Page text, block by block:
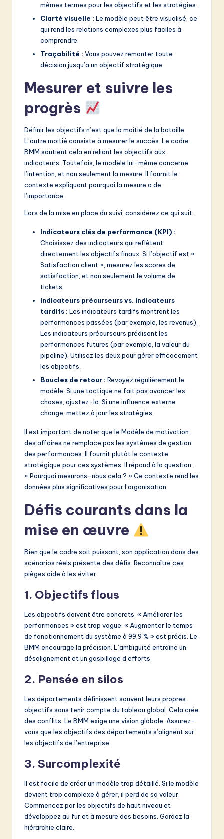
mêmes termes pour les objectifs et les stratégies.
Clarté visuelle : Le modèle peut être visualisé, ce
qui rend les relations complexes plus faciles à
comprendre.
Traçabilité : Vous pouvez remonter toute
décision jusqu’à un objectif stratégique.
Mesurer et suivre les
progrès
Définir les objectifs n’est que la moitié de la bataille.
L’autre moitié consiste à mesurer le succès. Le cadre
BMM soutient cela en reliant les objectifs aux
indicateurs. Toutefois, le modèle lui-même concerne
l’intention, et non seulement la mesure. Il fournit le
contexte expliquant pourquoi la mesure a de
l’importance.
Lors de la mise en place du suivi, considérez ce qui suit :
Indicateurs clés de performance (KPI) :
Choisissez des indicateurs qui reflètent
directement les objectifs finaux. Si l’objectif est «
Satisfaction client », mesurez les scores de
satisfaction, et non seulement le volume de
tickets.
Indicateurs précurseurs vs. indicateurs
tardifs : Les indicateurs tardifs montrent les
performances passées (par exemple, les revenus).
Les indicateurs précurseurs prédisent les
performances futures (par exemple, la valeur du
pipeline). Utilisez les deux pour gérer efficacement
les objectifs.
Boucles de retour : Revoyez régulièrement le
modèle. Si une tactique ne fait pas avancer les
choses, ajustez-la. Si une influence externe
change, mettez à jour les stratégies.
Il est important de noter que le Modèle de motivation
des affaires ne remplace pas les systèmes de gestion
des performances. Il fournit plutôt le contexte
stratégique pour ces systèmes. Il répond à la question :
« Pourquoi mesurons-nous cela ? » Ce contexte rend les
données plus significatives pour l’organisation.
Défis courants dans la
mise en œuvre
Bien que le cadre soit puissant, son application dans des
scénarios réels présente des défis. Reconnaître ces
pièges aide à les éviter.
1. Objectifs flous
Les objectifs doivent être concrets. « Améliorer les
performances » est trop vague. « Augmenter le temps
de fonctionnement du système à 99,9 % » est précis. Le
BMM encourage la précision. L’ambiguïté entraîne un
désalignement et un gaspillage d’efforts.
2. Pensée en silos
Les départements définissent souvent leurs propres
objectifs sans tenir compte du tableau global. Cela crée
des conflits. Le BMM exige une vision globale. Assurez-
vous que les objectifs des départements s’alignent sur
les objectifs de l’entreprise.
3. Surcomplexité
Il est facile de créer un modèle trop détaillé. Si le modèle
devient trop complexe à gérer, il perd de sa valeur.
Commencez par les objectifs de haut niveau et
développez au fur et à mesure des besoins. Gardez la
hiérarchie claire.